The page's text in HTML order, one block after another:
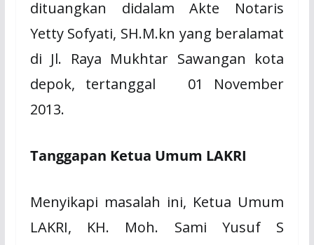
dituangkan didalam Akte Notaris
Yetty Sofyati, SH.M.kn yang beralamat
di Jl. Raya Mukhtar Sawangan kota
depok, tertanggal 01 November
2013.
Tanggapan Ketua Umum LAKRI
Menyikapi masalah ini, Ketua Umum
LAKRI, KH. Moh. Sami Yusuf S